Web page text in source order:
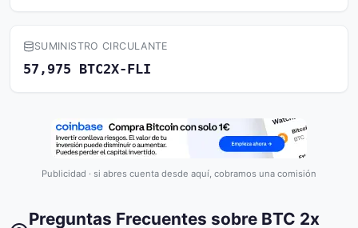
SUMINISTRO CIRCULANTE
57,975 BTC2X-FLI
Publicidad · si abres cuenta desde aquí, cobramos una comisión
Preguntas Frecuentes sobre BTC 2x